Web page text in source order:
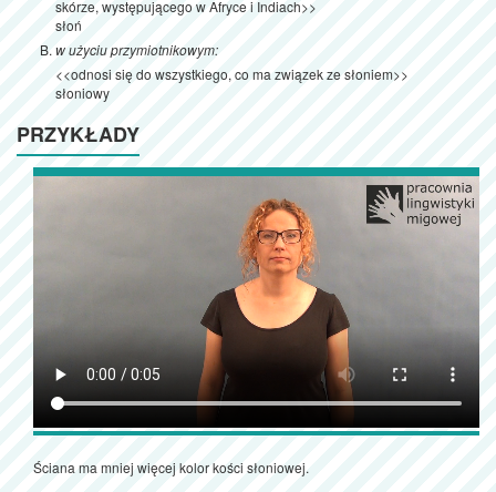
skórze, występującego w Afryce i Indiach>>
słoń
w użyciu przymiotnikowym:
<<odnosi się do wszystkiego, co ma związek ze słoniem>>
słoniowy
PRZYKŁADY
Ściana ma mniej więcej kolor kości słoniowej.